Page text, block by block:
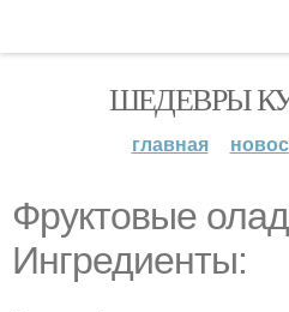
ШЕДЕВРЫ
главная
Фруктовые
Ингредиенты: